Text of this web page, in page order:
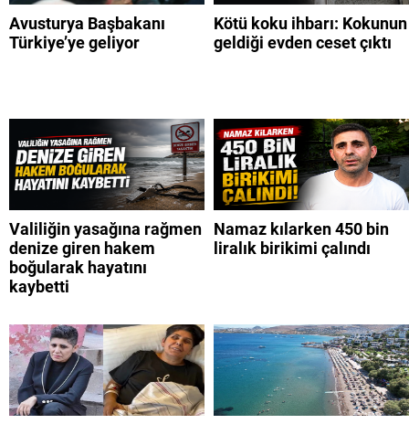
Avusturya Başbakanı
Türkiye’ye geliyor
Kötü koku ihbarı: Kokunun
geldiği evden ceset çıktı
Valiliğin yasağına rağmen
denize giren hakem
boğularak hayatını
kaybetti
Namaz kılarken 450 bin
liralık birikimi çalındı